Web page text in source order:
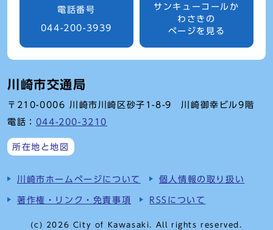
電話番号
044-200-3939
サンキューコールか
わさきの
ページを見る
川崎市交通局
〒210-0006 川崎市川崎区砂子1-8-9 川崎御幸ビル9階
電話： 044-200-3210
所在地と地図
川崎市ホームページについて 個人情報の取り扱い
著作権・リンク・免責事項 RSSについて
(c) 2026 City of Kawasaki. All rights reserved.